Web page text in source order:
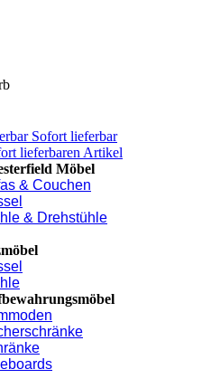
Sofort lieferbar
lieferbaren Artikel
Möbel
& Couchen
& Drehstühle